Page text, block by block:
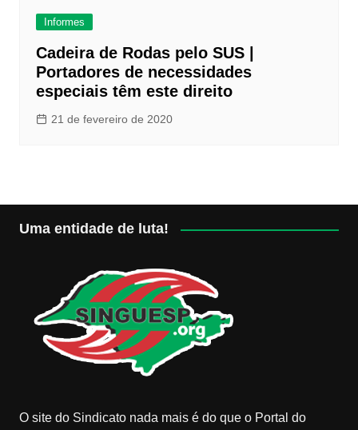
Informes
Cadeira de Rodas pelo SUS |
Portadores de necessidades
especiais têm este direito
21 de fevereiro de 2020
Uma entidade de luta!
O site do Sindicato nada mais é do que o Portal do